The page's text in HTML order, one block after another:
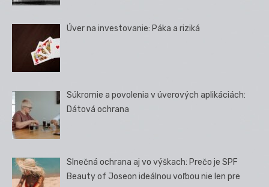
Úver na investovanie: Páka a riziká
Súkromie a povolenia v úverových aplikáciách:
Dátová ochrana
Slnečná ochrana aj vo výškach: Prečo je SPF
Beauty of Joseon ideálnou voľbou nie len pre